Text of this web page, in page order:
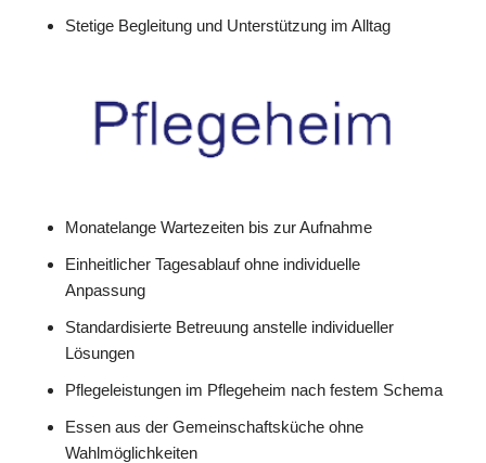
Stetige Begleitung und Unterstützung im Alltag
Monatelange Wartezeiten bis zur Aufnahme
Einheitlicher Tagesablauf ohne individuelle
Anpassung
Standardisierte Betreuung anstelle individueller
Lösungen
Pflegeleistungen im Pflegeheim nach festem Schema
Essen aus der Gemeinschaftsküche ohne
Wahlmöglichkeiten